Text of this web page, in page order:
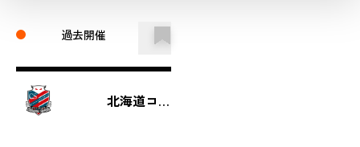
過去開催
北海道コンサドーレ札幌